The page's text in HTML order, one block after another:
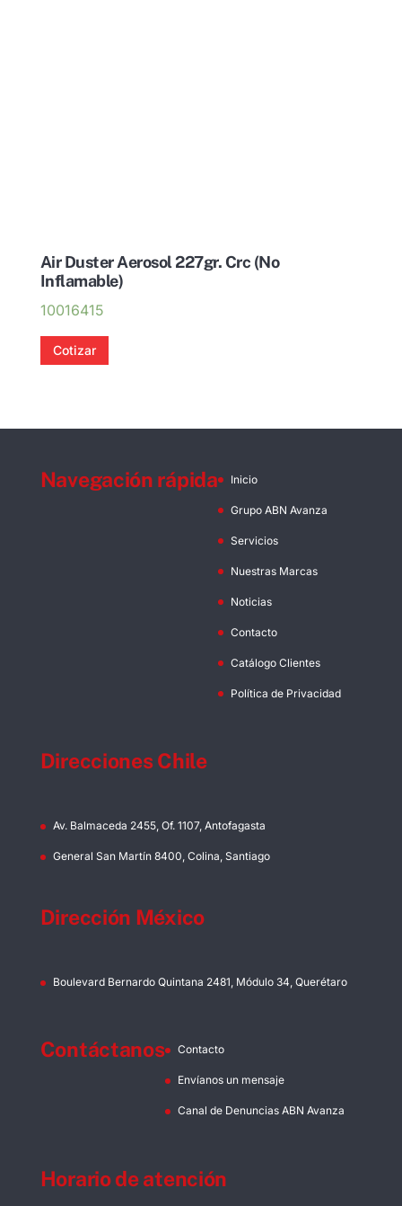
Air Duster Aerosol 227gr. Crc (No
Inflamable)
10016415
Cotizar
Navegación rápida Inicio
Grupo ABN Avanza
Servicios
Nuestras Marcas
Noticias
Contacto
Catálogo Clientes
Política de Privacidad
Direcciones Chile
Av. Balmaceda 2455, Of. 1107, Antofagasta
General San Martín 8400, Colina, Santiago
Dirección México
Boulevard Bernardo Quintana 2481, Módulo 34, Querétaro
Contáctanos Contacto
Envíanos un mensaje
Canal de Denuncias ABN Avanza
Horario de atención